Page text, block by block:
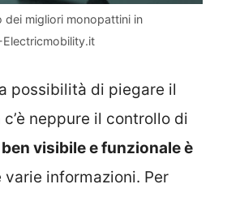
dei migliori monopattini in
possibilità di piegare il
neppure il controllo di
visibile e funzionale è
varie informazioni. Per